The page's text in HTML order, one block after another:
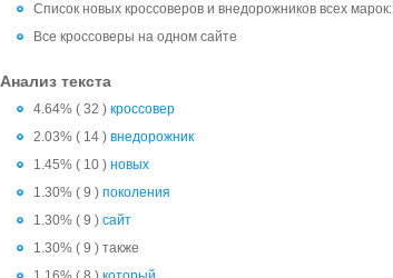
Список новых кроссоверов и внедорожников всех марок:
Все кроссоверы на одном сайте
Анализ текста
4.64% ( 32 )кроссовер
2.03% ( 14 )внедорожник
1.45% ( 10 )новых
1.30% ( 9 )поколения
1.30% ( 9 )сайт
1.30% ( 9 ) также